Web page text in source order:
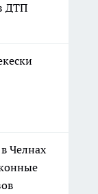
ДТП
Челнах